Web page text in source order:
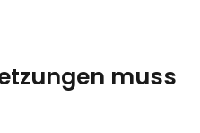
muss